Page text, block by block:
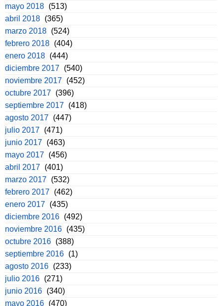
mayo 2018 (513)
abril 2018 (365)
marzo 2018 (524)
febrero 2018 (404)
enero 2018 (444)
diciembre 2017 (540)
noviembre 2017 (452)
octubre 2017 (396)
septiembre 2017 (418)
agosto 2017 (447)
julio 2017 (471)
junio 2017 (463)
mayo 2017 (456)
abril 2017 (401)
marzo 2017 (532)
febrero 2017 (462)
enero 2017 (435)
diciembre 2016 (492)
noviembre 2016 (435)
octubre 2016 (388)
septiembre 2016 (1)
agosto 2016 (233)
julio 2016 (271)
junio 2016 (340)
mayo 2016 (470)